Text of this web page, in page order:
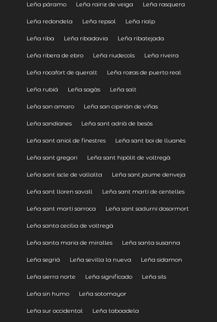
Leña páramo Leña rairiz de veiga Leña rasquera
Leña redondela Leña repsol Leña rialp
Leña riba Leña ribadavia Leña ribatejada
Leña ribera de ebro Leña riudecols Leña riveira
Leña rocafort de queralt Leña rozas de puerto real
Leña rubiá Leña sagàs Leña salt
Leña san amaro Leña san cipirián de viñas
Leña sandianes Leña sant adrià de besòs
Leña sant aniol de finestres Leña sant boi de lluanès
Leña sant gregori Leña sant hipòlit de voltregà
Leña sant iscle de vallalta Leña sant jaume denveja
Leña sant lloren savall Leña sant martí de centelles
Leña sant martí sarroca Leña sant sadurní dosormort
Leña santa cecília de voltregà
Leña santa maria de miralles Leña santa susanna
Leña segriá Leña sevilla la nueva Leña sidamon
Leña sierra norte Leña significado Leña sils
Leña sin humo Leña sotomayor
Leña sur occidental Leña taboadela